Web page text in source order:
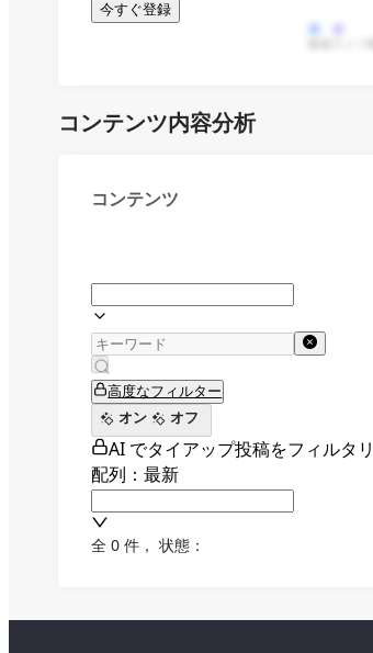
今すぐ登録
コンテンツ内容分析
コンテンツ
高度なフィルター
オン
オフ
AI でタイアップ投稿をフィルタ
配列：最新
全 0 件 ， 状態：